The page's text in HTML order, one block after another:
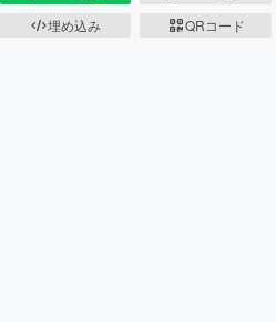
埋め込み
QRコード